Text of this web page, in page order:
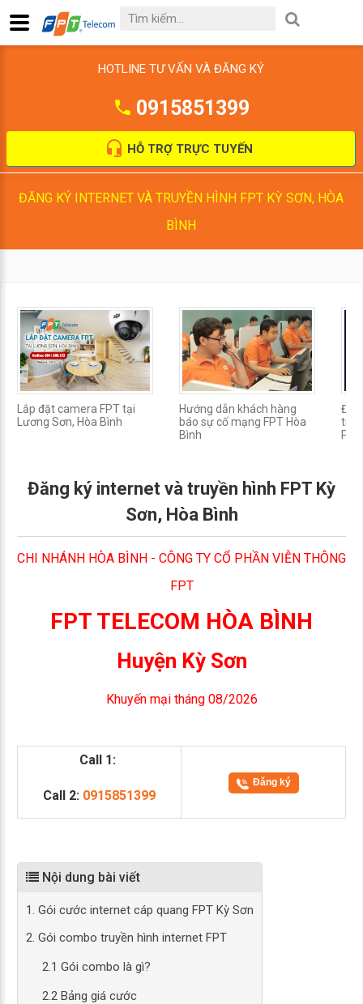
HOTLINE TƯ VẤN VÀ ĐĂNG KÝ
0915851399
HỖ TRỢ TRỰC TUYẾN
ĐĂNG KÝ INTERNET VÀ TRUYỀN HÌNH FPT KỲ SƠN, HÒA
BÌNH
Lắp đặt camera FPT tại
Lương Sơn, Hòa Bình
Hướng dẫn khách hàng
báo sự cố mạng FPT Hòa
Bình
Đăng ký internet và truyền hình FPT Kỳ
Sơn, Hòa Bình
CHI NHÁNH HÒA BÌNH - CÔNG TY CỔ PHẦN VIỄN THÔNG
FPT
FPT TELECOM HÒA BÌNH
Huyện Kỳ Sơn
Khuyến mại tháng 08/2026
Call 1:
Call 2: 0915851399
Đăng ký
Nội dung bài viết
1. Gói cước internet cáp quang FPT Kỳ Sơn
2. Gói combo truyền hình internet FPT
2.1 Gói combo là gì?
2.2 Bảng giá cước